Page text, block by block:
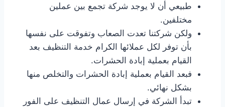
طبيعي أن لا يوجد شركة تجمع بين عملين
مختلفين.
ولكن شركتنا تعدت الصعاب وتفوقت على نفسها
بأن توفر لكل عملائها الكرام خدمة التنظيف بعد
القيام بعملية إبادة الحشرات.
فبعد القيام بعملية إبادة الحشرات والتخلص منها
بشكل نهائي.
تبدأ الشركة في إرسال عمال التنظيف على الفور